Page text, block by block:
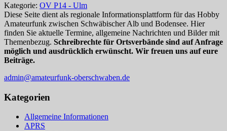
Kategorie: OV P14 - Ulm
Diese Seite dient als regionale Informationsplattform für das Hobby
Amateurfunk zwischen Schwäbischer Alb und Bodensee. Hier
finden Sie aktuelle Termine, allgemeine Nachrichten und Bilder mit
Themenbezug. Schreibrechte für Ortsverbände sind auf Anfrage
möglich und ausdrücklich erwünscht. Wir freuen uns auf eure
Beiträge.
admin@amateurfunk-oberschwaben.de
Kategorien
Allgemeine Informationen
APRS